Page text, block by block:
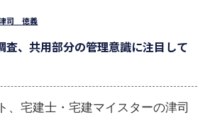
司 徳義
査、共用部分の管理意識に注目して
、宅建士・宅建マイスターの津司